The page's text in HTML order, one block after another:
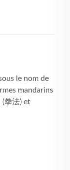
le nom de
mandarins
(拳法) et